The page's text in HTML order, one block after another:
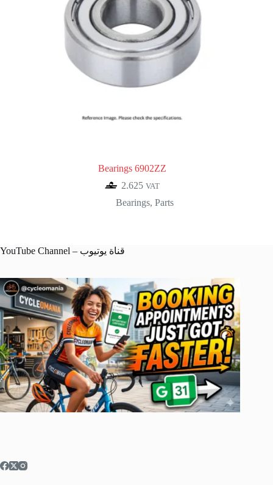
Bearings 6902ZZ
2.625 VAT
Bearings, Parts
YouTube Channel – قناة يوتيوب